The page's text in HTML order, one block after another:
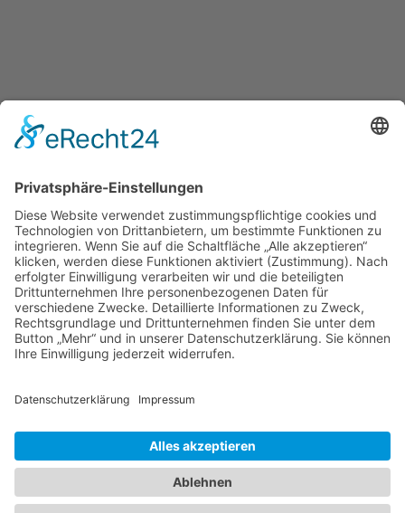
Suchen
Home
Aktuelles
Wir bieten an
Es geht um Dich
Unser Grundsatz
FAQ
Alkohol der Seelentröster
Blog
Termine
Multimedia
Bildergalerie
Videos
P. Czajor (05071) 91 36 20
C.Lehmann (0175) 647 58 47